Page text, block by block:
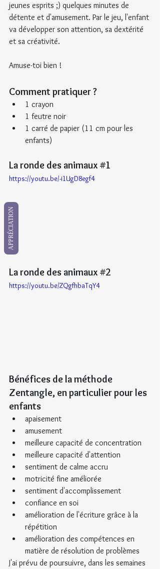
jeunes esprits ;) quelques minutes de
détente et d'amusement. Par le jeu, l'enfant
va développer son attention, sa dextérité
et sa créativité.
Amuse-toi bien !
Comment pratiquer ?
1 crayon
1 feutre noir
1 carré de papier (11 cm pour les
enfants)
La ronde des animaux #1
https://youtu.be/-i1UgD8egf4
La ronde des animaux #2
https://youtu.be/ZQgfhbaTqY4
Bénéfices de la méthode
Zentangle, en particulier pour les
enfants
apaisement
amusement
meilleure capacité de concentration
meilleure capacité d'attention
sentiment de calme accru
motricité fine améliorée
sentiment d'accomplissement
confiance en soi
amélioration de l'écriture grâce à la
répétition
amélioration des compétences en
matière de résolution de problèmes
J'ai prévu de poursuivre, dans les semaines
APPRÉCIATION